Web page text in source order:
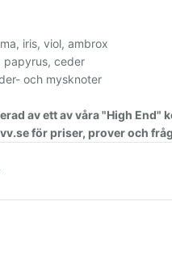
iris, viol, ambrox
papyrus, ceder
och mysknoter
av ett av våra "High
för priser, prover och